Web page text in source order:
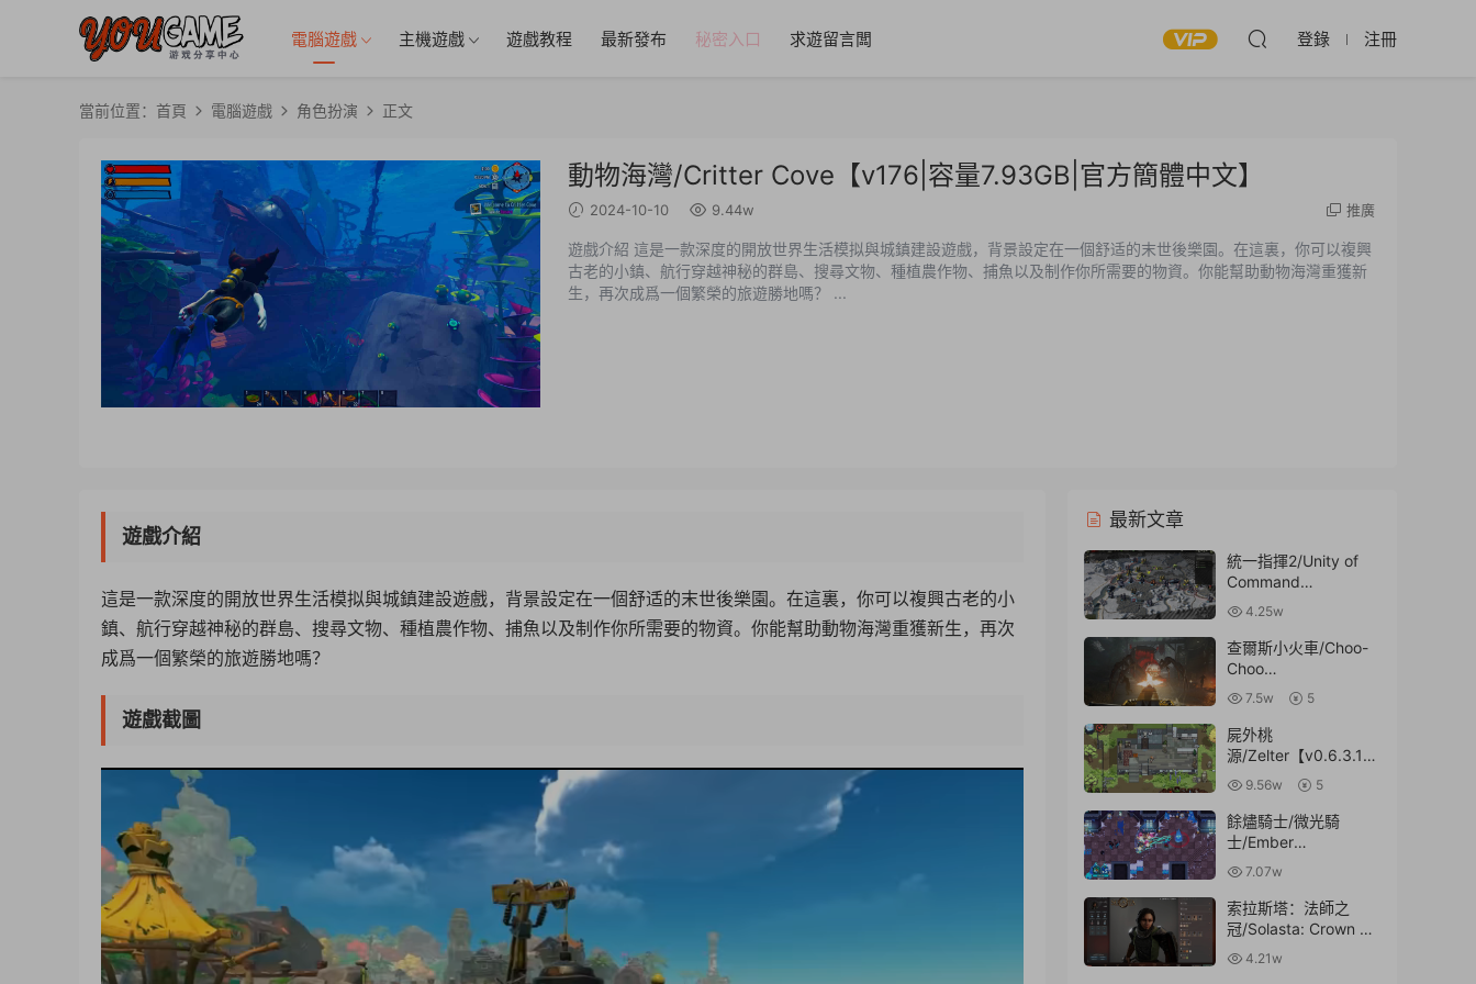
電腦遊戲 主機遊戲 遊戲教程 最新發布 秘密入口 求遊留言闆 登錄 注冊
當前位置： 首頁 電腦遊戲 角色扮演 正文
動物海灣/Critter Cove【v176|容量7.93GB|官方簡體中文】
2024-10-10 9.44w 推廣
遊戲介紹 這是一款深度的開放世界生活模拟與城鎮建設遊戲，背景設定在一個舒适的末世後樂園。在這裏，你可以複興
古老的小鎮、航行穿越神秘的群島、搜尋文物、種植農作物、捕魚以及制作你所需要的物資。你能幫助動物海灣重獲新
生，再次成爲一個繁榮的旅遊勝地嗎？ ...
遊戲介紹
這是一款深度的開放世界生活模拟與城鎮建設遊戲，背景設定在一個舒适的末世後樂園。在這裏，你可以複興古老的小
鎮、航行穿越神秘的群島、搜尋文物、種植農作物、捕魚以及制作你所需要的物資。你能幫助動物海灣重獲新生，再次
成爲一個繁榮的旅遊勝地嗎？
遊戲截圖
最新文章
統一指揮2/Unity of
Command
II【Build.10192409|
容量3.21GB|官方簡體
中文】
4.25w
查爾斯小火車/Choo-
Choo
Charles【v1.0.0|容量
2.29GB|官方簡體中
文】
7.5w 5
屍外桃
源/Zelter【v0.6.3.10
510|容量1.44GB|官方
簡體中文】
9.56w 5
餘燼騎士/微光騎
士/Ember
Knights【v0.11.0|容
量562MB|官方簡體中
文】
7.07w
索拉斯塔：法師之
冠/Solasta: Crown of
the
Magister【v1.5.46|集
4.21w